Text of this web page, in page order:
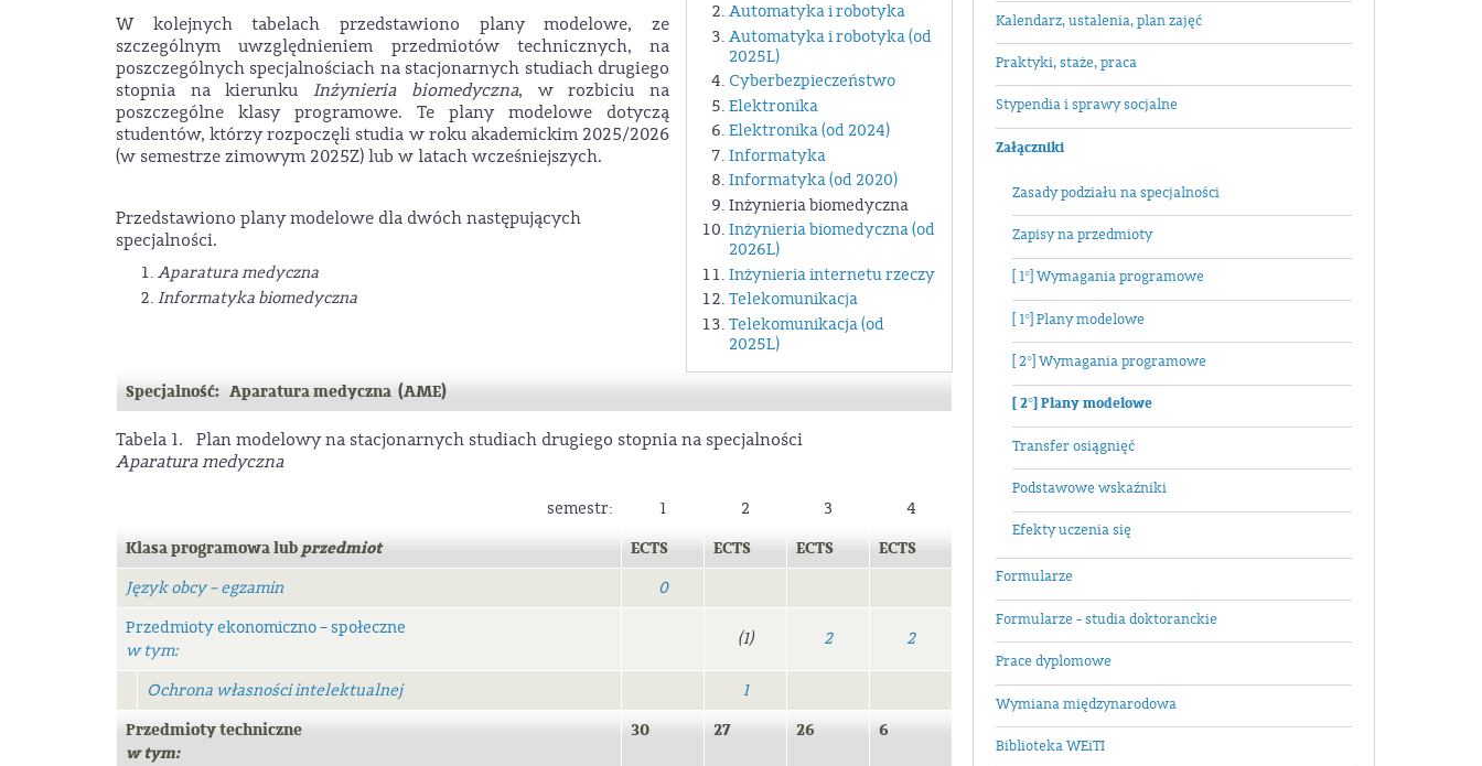
Kalendarz, ustalenia, plan zajęć
Praktyki, staże, praca
Stypendia i sprawy socjalne
Załączniki
Zasady podziału na specjalności
Zapisy na przedmioty
[ 1°] Wymagania programowe
[ 1°] Plany modelowe
[ 2°] Wymagania programowe
[ 2°] Plany modelowe
Transfer osiągnięć
Podstawowe wskaźniki
Efekty uczenia się
Formularze
Formularze - studia doktoranckie
Prace dyplomowe
Wymiana międzynarodowa
Biblioteka WEiTI
Automatyka i robotyka
Automatyka i robotyka (od
2025L)
Cyberbezpieczeństwo
Elektronika
Elektronika (od 2024)
Informatyka
Informatyka (od 2020)
Inżynieria biomedyczna
Inżynieria biomedyczna (od
2026L)
Inżynieria internetu rzeczy
Telekomunikacja
Telekomunikacja (od
2025L)
W kolejnych tabelach przedstawiono plany modelowe, ze
szczególnym uwzględnieniem przedmiotów technicznych, na
poszczególnych specjalnościach na stacjonarnych studiach drugiego
stopnia na kierunkuInżynieria biomedyczna, w rozbiciu na
poszczególne klasy programowe. Te plany modelowe dotyczą
studentów, którzy rozpoczęli studia w roku akademickim 2025/2026
(w semestrze zimowym 2025Z) lub w latach wcześniejszych.
Przedstawiono plany modelowe dla dwóch następujących
specjalności.
Aparatura medyczna
Informatyka biomedyczna
Specjalność: Aparatura medyczna (AME)
Tabela 1. Plan modelowy na stacjonarnych studiach drugiego stopnia na specjalności
Aparatura medyczna
semestr: 1 2 3 4
Klasa programowa lubprzedmiot ECTS ECTS ECTS ECTS
Język obcy – egzamin
0
Przedmioty ekonomiczno – społeczne
w tym:
(1) 2 2
Ochrona własności intelektualnej 1
Przedmioty techniczne
w tym:
30 27 26 6